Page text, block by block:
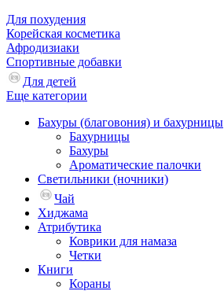
Для похудения
Корейская косметика
Афродизиаки
Спортивные добавки
Для детей
Еще категории
Бахуры (благовония) и бахурницы
Бахурницы
Бахуры
Ароматические палочки
Светильники (ночники)
Чай
Хиджама
Атрибутика
Коврики для намаза
Четки
Книги
Кораны